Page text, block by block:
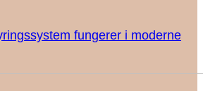
fungerer i moderne